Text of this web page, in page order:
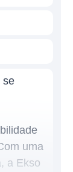
se
uma
a Ekso